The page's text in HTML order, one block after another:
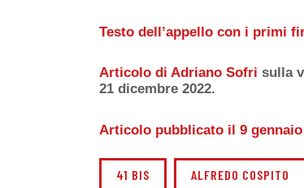
Testo dell’appello con i primi
Articolo di Adriano Sofri sulla
21 dicembre 2022.
Articolo pubblicato il 9
41 BIS ALFREDO COSPITO